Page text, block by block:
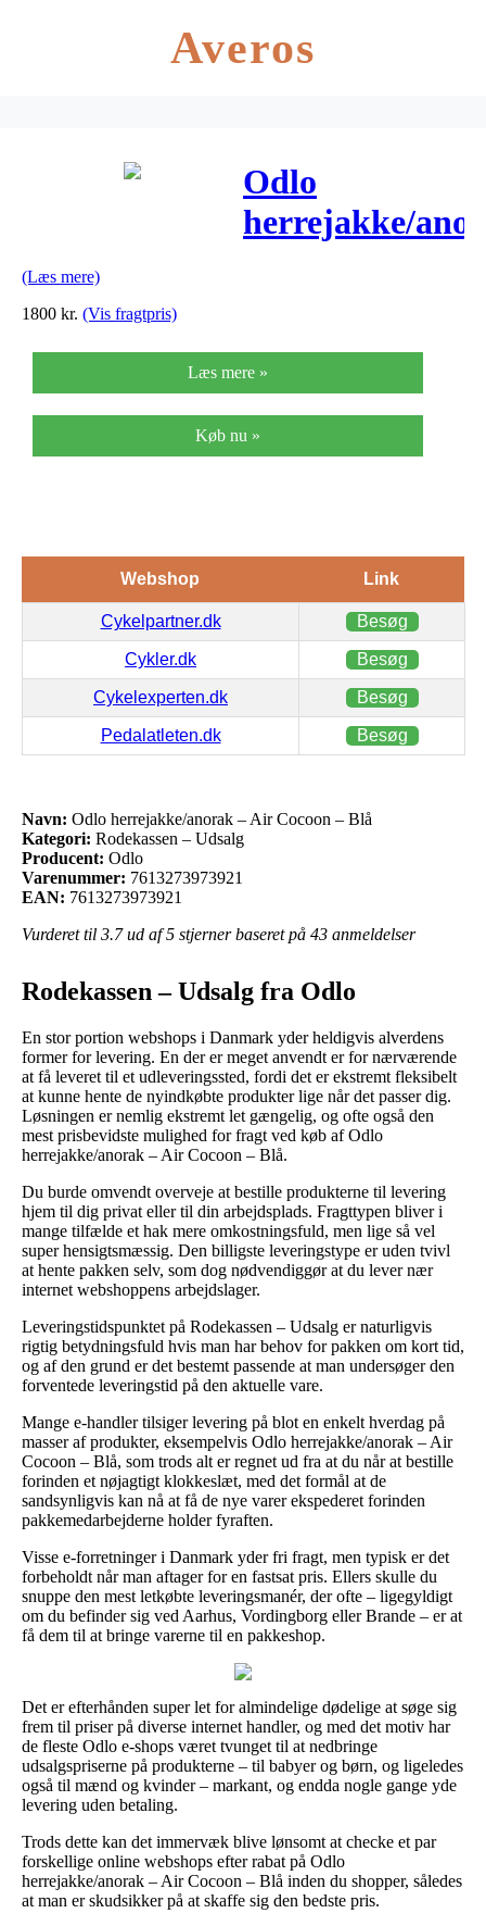
Averos
Odlo
herrejakke/
(Læs mere)
1800 kr. (Vis fragtpris)
Læs mere »
Køb nu »
Webshop Link
Cykelpartner.dk Besøg
Cykler.dk Besøg
Cykelexperten.dk Besøg
Pedalatleten.dk Besøg
Navn: Odlo herrejakke/anorak – Air Cocoon – Blå
Kategori: Rodekassen – Udsalg
Producent: Odlo
Varenummer: 7613273973921
EAN: 7613273973921
Vurderet til 3.7ud af 5 stjerner baseret på 43 anmeldelser
Rodekassen – Udsalg fra Odlo
En stor portion webshops i Danmark yder heldigvis alverdens
former for levering. En der er meget anvendt er for nærværende
at få leveret til et udleveringssted, fordi det er ekstremt fleksibelt
at kunne hente de nyindkøbte produkter lige når det passer dig.
Løsningen er nemlig ekstremt let gængelig, og ofte også den
mest prisbevidste mulighed for fragt ved køb af Odlo
herrejakke/anorak – Air Cocoon – Blå.
Du burde omvendt overveje at bestille produkterne til levering
hjem til dig privat eller til din arbejdsplads. Fragttypen bliver i
mange tilfælde et hak mere omkostningsfuld, men lige så vel
super hensigtsmæssig. Den billigste leveringstype er uden tvivl
at hente pakken selv, som dog nødvendiggør at du lever nær
internet webshoppens arbejdslager.
Leveringstidspunktet på Rodekassen – Udsalg er naturligvis
rigtig betydningsfuld hvis man har behov for pakken om kort tid,
og af den grund er det bestemt passende at man undersøger den
forventede leveringstid på den aktuelle vare.
Mange e-handler tilsiger levering på blot en enkelt hverdag på
masser af produkter, eksempelvis Odlo herrejakke/anorak – Air
Cocoon – Blå, som trods alt er regnet ud fra at du når at bestille
forinden et nøjagtigt klokkeslæt, med det formål at de
sandsynligvis kan nå at få de nye varer ekspederet forinden
pakkemedarbejderne holder fyraften.
Visse e-forretninger i Danmark yder fri fragt, men typisk er det
forbeholdt når man aftager for en fastsat pris. Ellers skulle du
snuppe den mest letkøbte leveringsmanér, der ofte – ligegyldigt
om du befinder sig ved Aarhus, Vordingborg eller Brande – er at
få dem til at bringe varerne til en pakkeshop.
Det er efterhånden super let for almindelige dødelige at søge sig
frem til priser på diverse internet handler, og med det motiv har
de fleste Odlo e-shops været tvunget til at nedbringe
udsalgspriserne på produkterne – til babyer og børn, og ligeledes
også til mænd og kvinder – markant, og endda nogle gange yde
levering uden betaling.
Trods dette kan det immervæk blive lønsomt at checke et par
forskellige online webshops efter rabat på Odlo
herrejakke/anorak – Air Cocoon – Blå inden du shopper, således
at man er skudsikker på at skaffe sig den bedste pris.